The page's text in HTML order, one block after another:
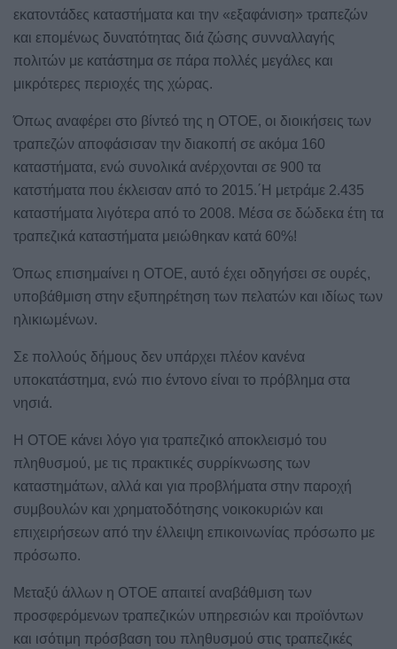
εκατοντάδες καταστήματα και την «εξαφάνιση» τραπεζών
και επομένως δυνατότητας διά ζώσης συνναλλαγής
πολιτών με κατάστημα σε πάρα πολλές μεγάλες και
μικρότερες περιοχές της χώρας.
Όπως αναφέρει στο βίντεό της η ΟΤΟΕ, οι διοικήσεις των
τραπεζών αποφάσισαν την διακοπή σε ακόμα 160
καταστήματα, ενώ συνολικά ανέρχονται σε 900 τα
κατστήματα που έκλεισαν από το 2015.΄Η μετράμε 2.435
καταστήματα λιγότερα από το 2008. Μέσα σε δώδεκα έτη τα
τραπεζικά καταστήματα μειώθηκαν κατά 60%!
Όπως επισημαίνει η ΟΤΟΕ, αυτό έχει οδηγήσει σε ουρές,
υποβάθμιση στην εξυπηρέτηση των πελατών και ιδίως των
ηλικιωμένων.
Σε πολλούς δήμους δεν υπάρχει πλέον κανένα
υποκατάστημα, ενώ πιο έντονο είναι το πρόβλημα στα
νησιά.
Η ΟΤΟΕ κάνει λόγο για τραπεζικό αποκλεισμό του
πληθυσμού, με τις πρακτικές συρρίκνωσης των
καταστημάτων, αλλά και για προβλήματα στην παροχή
συμβουλών και χρηματοδότησης νοικοκυριών και
επιχειρήσεων από την έλλειψη επικοινωνίας πρόσωπο με
πρόσωπο.
Μεταξύ άλλων η ΟΤΟΕ απαιτεί αναβάθμιση των
προσφερόμενων τραπεζικών υπηρεσιών και προϊόντων
και ισότιμη πρόσβαση του πληθυσμού στις τραπεζικές